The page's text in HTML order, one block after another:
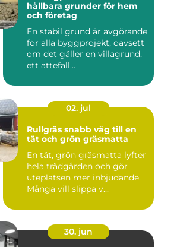
hållbara grunder för hem
och företag
En stabil grund är avgörande
för alla byggprojekt, oavsett
om det gäller en villagrund,
ett attefall...
02. jul
Rullgräs snabb väg till en
tät och grön gräsmatta
En tät, grön gräsmatta lyfter
hela trädgården och gör
uteplatsen mer inbjudande.
Många vill slippa v...
30. jun